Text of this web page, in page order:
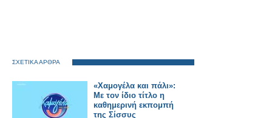
ΣΧΕΤΙΚΑ ΑΡΘΡΑ
«Χαμογέλα και πάλι»:
Με τον ίδιο τίτλο η
καθημερινή εκπομπή
της Σίσσυς